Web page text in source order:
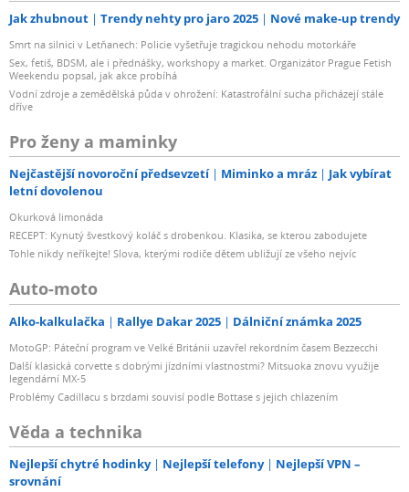
Jak zhubnout Trendy nehty pro jaro 2025 Nové make-up trendy
Smrt na silnici v Letňanech: Policie vyšetřuje tragickou nehodu motorkáře
Sex, fetiš, BDSM, ale i přednášky, workshopy a market. Organizátor Prague Fetish
Weekendu popsal, jak akce probíhá
Vodní zdroje a zemědělská půda v ohrožení: Katastrofální sucha přicházejí stále
dříve
Pro ženy a maminky
Nejčastější novoroční předsevzetí Miminko a mráz
Jak vybírat
letní dovolenou
Okurková limonáda
RECEPT: Kynutý švestkový koláč s drobenkou. Klasika, se kterou zabodujete
Tohle nikdy neříkejte! Slova, kterými rodiče dětem ubližují ze všeho nejvíc
Auto-moto
Alko-kalkulačka Rallye Dakar 2025 Dálniční známka 2025
MotoGP: Páteční program ve Velké Británii uzavřel rekordním časem Bezzecchi
Další klasická corvette s dobrými jízdními vlastnostmi? Mitsuoka znovu využije
legendární MX-5
Problémy Cadillacu s brzdami souvisí podle Bottase s jejich chlazením
Věda a technika
Nejlepší chytré hodinky Nejlepší telefony
Nejlepší VPN –
srovnání